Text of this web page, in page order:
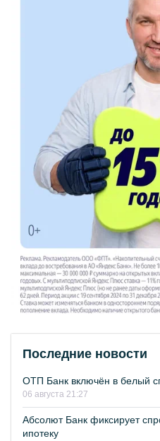
Последние новости
ОТП Банк включён в белый
06 августа 21:27
Абсолют Банк фиксирует
ипотеку